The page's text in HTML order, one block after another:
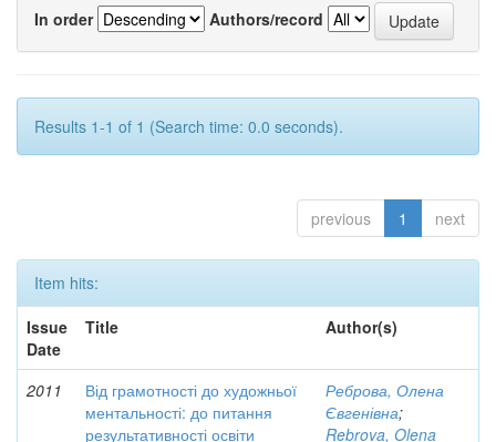
In order
Authors/record
Results 1-1 of 1 (Search time: 0.0 seconds).
previous 1 next
Item hits:
Issue
Date
Title Author(s)
2011
Від грамотності до художньої
ментальності: до питання
результативності освіти
Реброва, Олена
Євгенівна;
Rebrova, Olena